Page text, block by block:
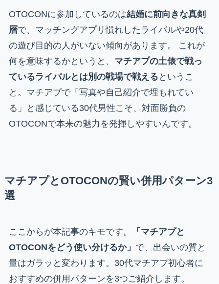
OTOCONに参加しているのは結婚に前向きな真剣
層で、マッチングアプリ慣れしたライバルや20代
の遊び目的の人がいない傾向があります。 これが
何を意味するかというと、 マチアプの土俵で戦っ
ているライバルとは別の戦場で戦える というこ
と。マチアプで「写真や自己紹介で埋もれてい
る」と感じている30代男性こそ、対面勝負の
OTOCONで本来の魅力を発揮しやすいんです。
マチアプとOTOCONの賢い併用パターン3
選
ここからが本記事のキモです。
「マチアプと
OTOCONをどう使い分けるか」 で、出会いの質と
量はガラッと変わります。30代マチアプ初心者に
おすすめの併用パターンを3つご紹介します。